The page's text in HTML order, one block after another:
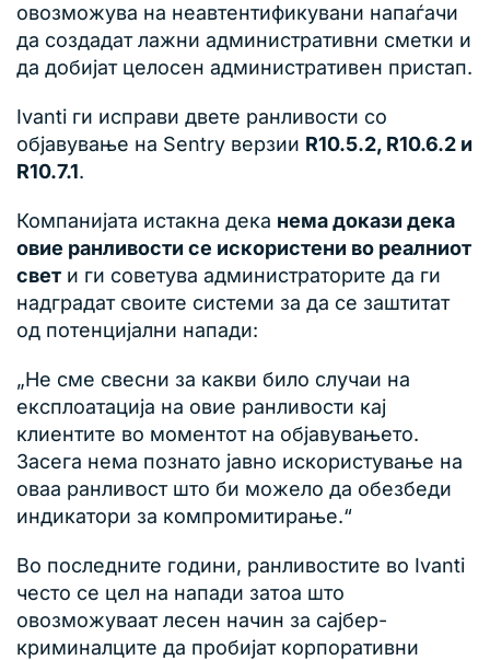
овозможува на неавтентификувани напаѓачи
да создадат лажни административни сметки и
да добијат целосен административен пристап.
Ivanti ги исправи двете ранливости со
објавување на Sentry верзии R10.5.2, R10.6.2 и
R10.7.1.
Компанијата истакна дека нема докази дека
овие ранливости се искористени во реалниот
свет и ги советува администраторите да ги
надградат своите системи за да се заштитат
од потенцијални напади:
„Не сме свесни за какви било случаи на
експлоатација на овие ранливости кај
клиентите во моментот на објавувањето.
Засега нема познато јавно искористување на
оваа ранливост што би можело да обезбеди
индикатори за компромитирање.“
Во последните години, ранливостите во Ivanti
често се цел на напади затоа што
овозможуваат лесен начин за сајбер-
криминалците да пробијат корпоративни